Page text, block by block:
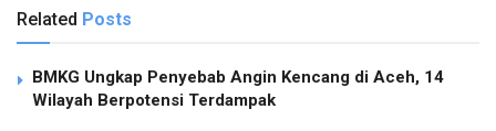
Related Posts
BMKG Ungkap Penyebab Angin Kencang di Aceh, 14
Wilayah Berpotensi Terdampak